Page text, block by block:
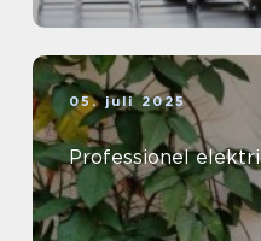
05. juli 2025
Professionel